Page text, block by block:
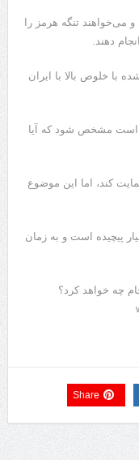
می‌خواهند تنگه هرمز را
دهند.
با خلوص بالا با ایران
است مشخص شود که آیا
کند، اما این موضوع
پیچیده است و به زمان
چه خواهد کرد؟
Share